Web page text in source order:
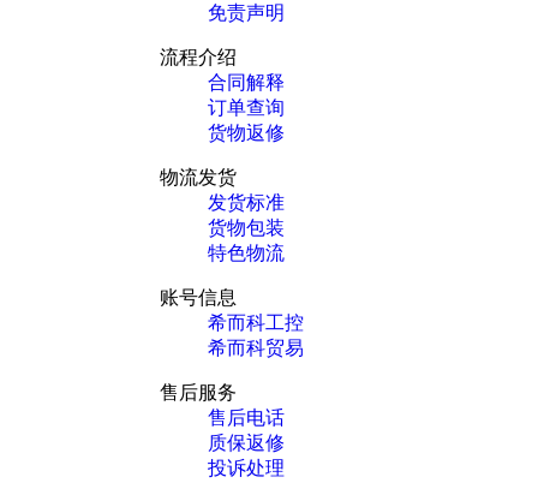
免责声明
流程介绍
合同解释
订单查询
货物返修
物流发货
发货标准
货物包装
特色物流
账号信息
希而科工控
希而科贸易
售后服务
售后电话
质保返修
投诉处理